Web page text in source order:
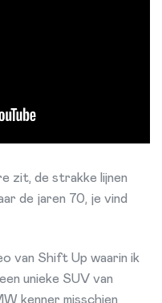
zit, de strakke lijnen
de jaren 70, je vind
van Shift Up waarin ik
unieke SUV van
kenner misschien